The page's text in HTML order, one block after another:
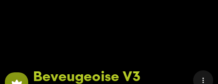
Beveugeoise V3